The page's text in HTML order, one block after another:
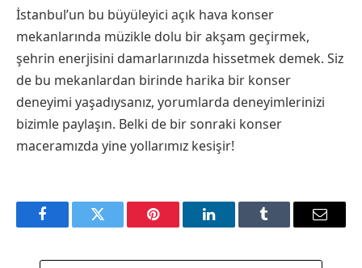
İstanbul’un bu büyüleyici açık hava konser
mekanlarında müzikle dolu bir akşam geçirmek,
şehrin enerjisini damarlarınızda hissetmek demek. Siz
de bu mekanlardan birinde harika bir konser
deneyimi yaşadıysanız, yorumlarda deneyimlerinizi
bizimle paylaşın. Belki de bir sonraki konser
maceramızda yine yollarımız kesişir!
FacebookTwitter Pinterest LinkedInTumblr Email